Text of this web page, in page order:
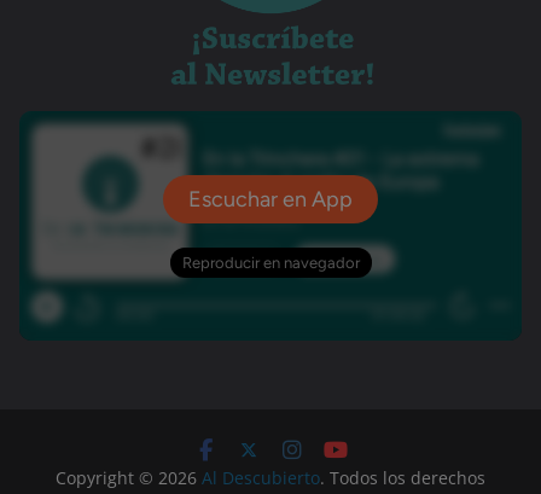
Copyright © 2026 Al Descubierto. Todos los derechos